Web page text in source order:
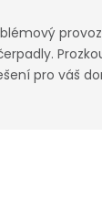
pro váš